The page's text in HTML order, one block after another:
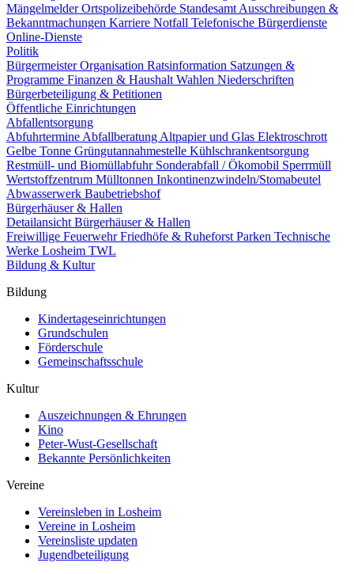
MängelmelderOrtspolizeibehörde Standesamt Ausschreibungen &
Bekanntmachungen Karriere Notfall Telefonische Bürgerdienste
Online-Dienste
Politik
BürgermeisterOrganisation Ratsinformation Satzungen &
Programme Finanzen & Haushalt Wahlen Niederschriften
Bürgerbeteiligung & Petitionen
Öffentliche Einrichtungen
Abfallentsorgung
Abfuhrtermine Abfallberatung Altpapier und Glas Elektroschrott
Gelbe Tonne Grüngutannahmestelle Kühlschrankentsorgung
Restmüll- und Biomüllabfuhr Sonderabfall / Ökomobil Sperrmüll
Wertstoffzentrum Mülltonnen Inkontinenzwindeln/Stomabeutel
Abwasserwerk Baubetriebshof
Bürgerhäuser & Hallen
Detailansicht Bürgerhäuser & Hallen
Freiwillige FeuerwehrFriedhöfe & Ruheforst Parken Technische
Werke Losheim TWL
Bildung & Kultur
Bildung
Kindertageseinrichtungen
Grundschulen
Förderschule
Gemeinschaftsschule
Kultur
Auszeichnungen & Ehrungen
Kino
Peter-Wust-Gesellschaft
Bekannte Persönlichkeiten
Vereine
Vereinsleben in Losheim
Vereine in Losheim
Vereinsliste updaten
Jugendbeteiligung